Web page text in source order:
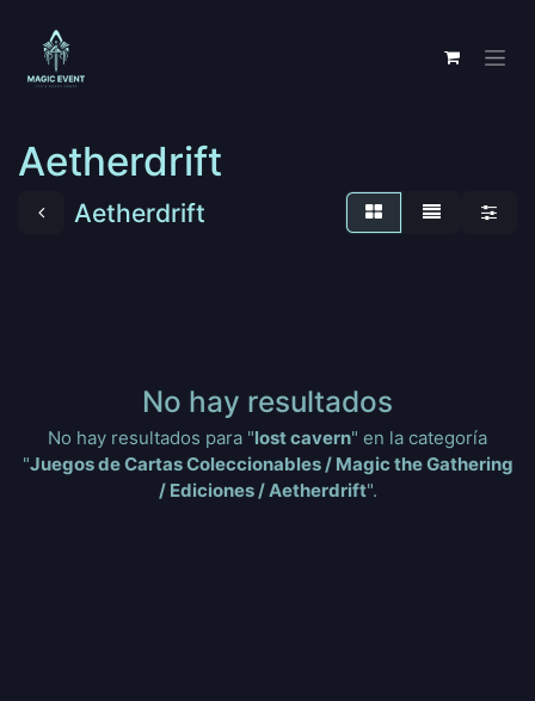
Aetherdrift
Aetherdrift
No hay resultados
No hay resultados para "lost cavern" en la categoría
"Juegos de Cartas Coleccionables / Magic the Gathering
/ Ediciones / Aetherdrift".